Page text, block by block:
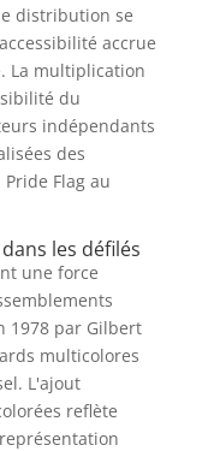
distribution se
accrue
La multiplication
du
indépendants
des
Flag au
les défilés
une force
1978 par Gilbert
multicolores
L'ajout
reflète